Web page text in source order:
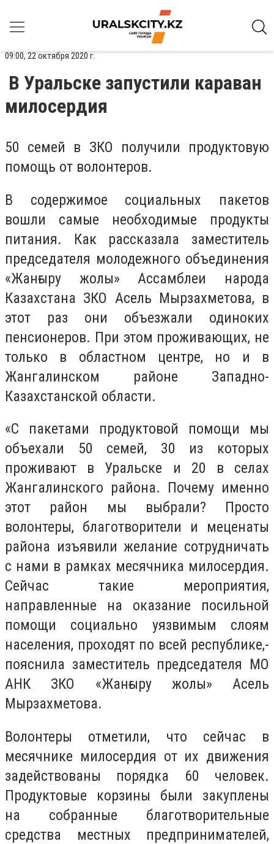
09:00, 22 октября 2020 г.
В Уральске запустили караван
милосердия
50 семей в ЗКО получили продуктовую
помощь от волонтеров.
В содержимое социальных пакетов
вошли самые необходимые продукты
питания. Как рассказала заместитель
председателя молодежного объединения
«Жанғыру жолы» Ассамблеи народа
Казахстана ЗКО Асель Мырзахметова, в
этот раз они объезжали одиноких
пенсионеров. При этом проживающих, не
только в областном центре, но и в
Жангалинском районе Западно-
Казахстанской области.
«C пакетами продуктовой помощи мы
объехали 50 семей, 30 из которых
проживают в Уральске и 20 в селах
Жангалинского района. Почему именно
этот район мы выбрали? Просто
волонтеры, благотворители и меценаты
района изъявили желание сотрудничать
с нами в рамках месячника милосердия.
Сейчас такие мероприятия,
направленные на оказание посильной
помощи социально уязвимым слоям
населения, проходят по всей республике,-
пояснила заместитель председателя МО
АНК ЗКО «Жанғыру жолы» Асель
Мырзахметова.
Волонтеры отметили, что сейчас в
месячнике милосердия от их движения
задействованы порядка 60 человек.
Продуктовые корзины были закуплены
на собранные благотворительные
средства местных предпринимателей,